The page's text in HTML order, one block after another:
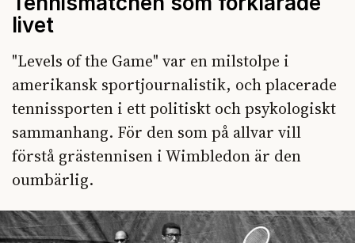
livet
"Levels of the Game" var en milstolpe i
amerikansk sportjournalistik, och placerade
tennissporten i ett politiskt och psykologiskt
sammanhang. För den som på allvar vill
förstå grästennisen i Wimbledon är den
oumbärlig.